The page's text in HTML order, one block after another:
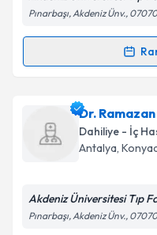
Kişisel
kapsamda
Pınarbaşı, Akdeniz Ünv.,
Randevu
Uzm. Dr. Elif
oluşturun. Size bu
takvim
Dr.
Dahiliye - İç
Antalya,
Akdeniz Üniversitesi Tıp
Pınarbaşı, Akdeniz Ünv.,